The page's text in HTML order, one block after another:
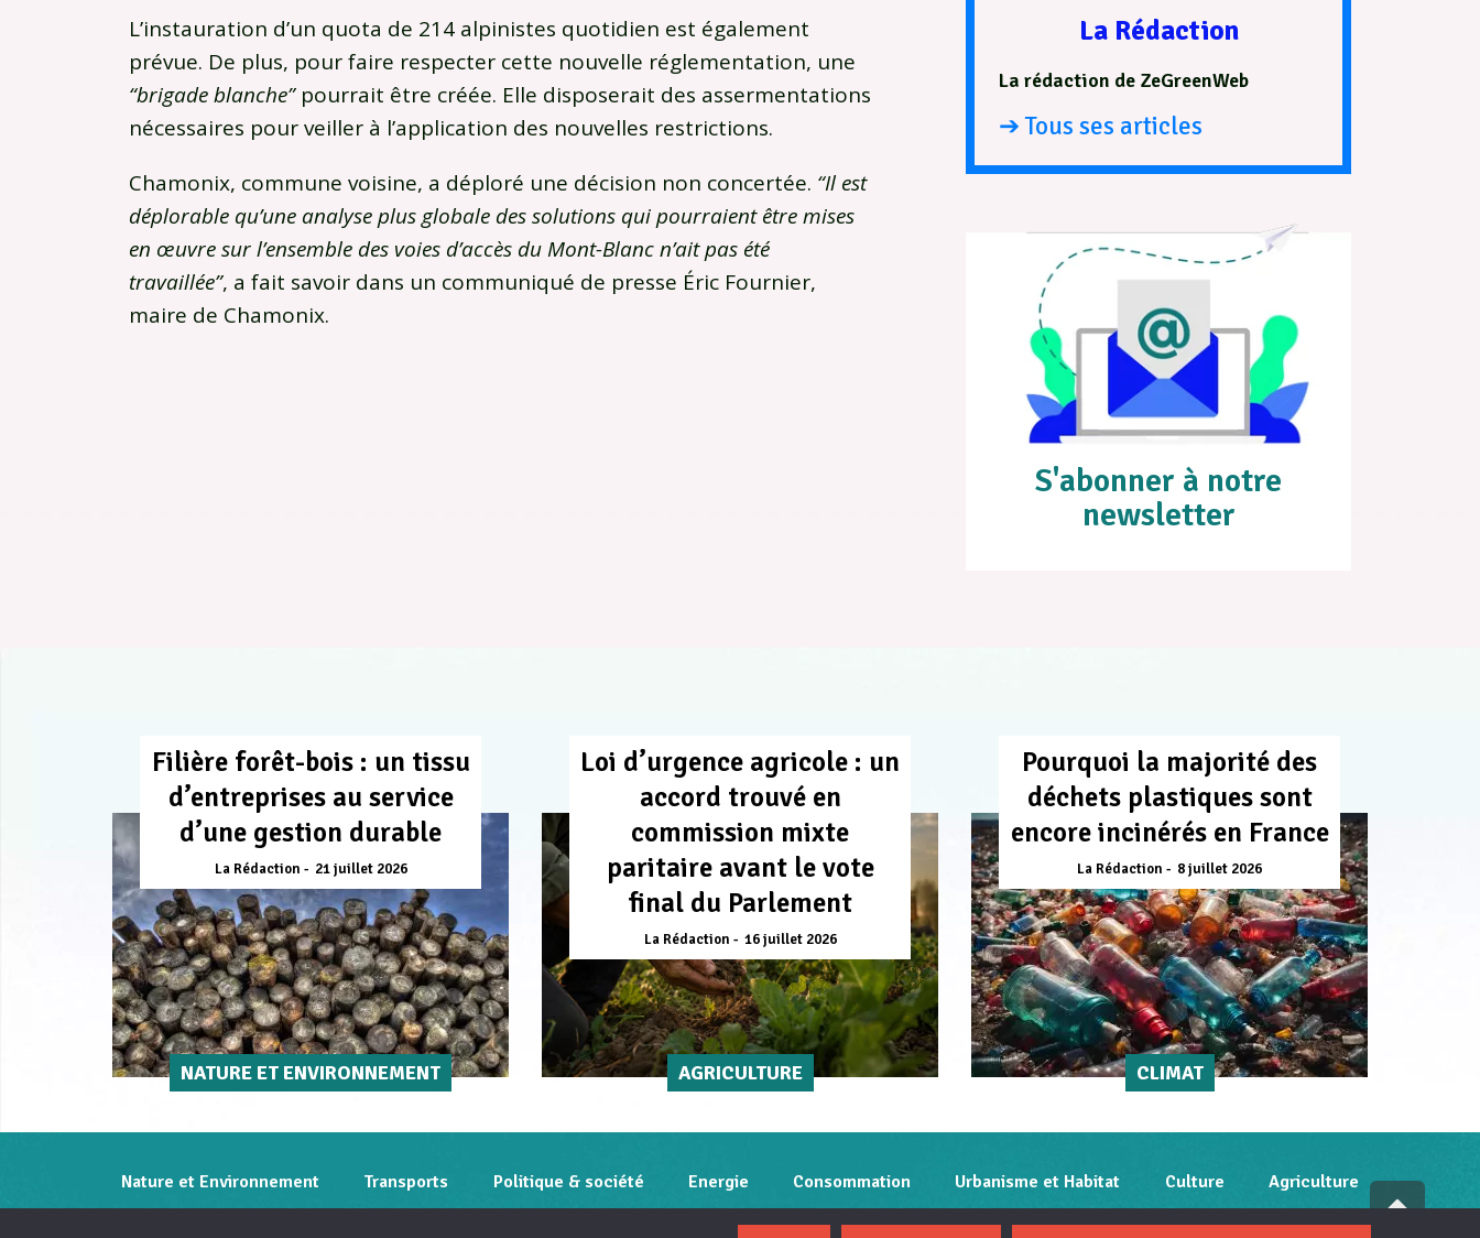
L’instauration d’un quota de 214 alpinistes quotidien est également
prévue. De plus, pour faire respecter cette nouvelle réglementation, une
“brigade blanche”pourrait être créée. Elle disposerait des assermentations
nécessaires pour veiller à l’application des nouvelles restrictions.
Chamonix, commune voisine, a déploré une décision non concertée. “Il est
déplorable qu’une analyse plus globale des solutions qui pourraient être mises
en œuvre sur l’ensemble des voies d’accès du Mont-Blanc n’ait pas été
travaillée”, a fait savoir dans un communiqué de presse Éric Fournier,
maire de Chamonix.
La Rédaction
La rédaction de ZeGreenWeb
➔ Tous ses articles
S'abonner à notre
newsletter
Filière forêt-bois : un tissu
d’entreprises au service
d’une gestion durable
La Rédaction 21 juillet 2026
NATURE ET ENVIRONNEMENT
Loi d’urgence agricole : un
accord trouvé en
commission mixte
paritaire avant le vote
final du Parlement
La Rédaction 16 juillet 2026
AGRICULTURE
Pourquoi la majorité des
déchets plastiques sont
encore incinérés en France
La Rédaction 8 juillet 2026
CLIMAT
Nature et Environnement Transports Politique & société Energie Consommation Urbanisme et Habitat Culture Agriculture